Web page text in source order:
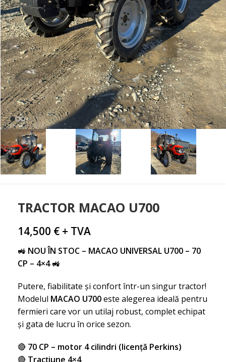
TRACTOR MACAO U700
14,500 € + TVA
🚜 NOU ÎN STOC – MACAO UNIVERSAL U700 – 70
CP – 4×4🚜
Putere, fiabilitate și confort într-un singur tractor!
Modelul MACAO U700este alegerea ideală pentru
fermieri care vor un utilaj robust, complet echipat
și gata de lucru în orice sezon.
🔴 70 CP – motor 4 cilindri (licență Perkins)
🔴 Tracțiune 4×4